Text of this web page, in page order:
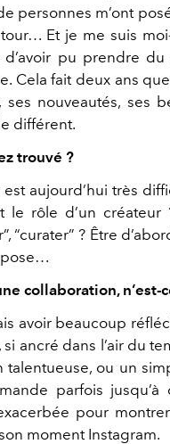
personnes m’ont
Et je me suis
pu prendre
Cela fait deux ans
ses nouveautés, ses
différent.
trouvé ?
est aujourd’hui très
le rôle d’un
“curater” ? Être
pose…
collaboration,
avoir beaucoup
si ancré dans l’air du
talentueuse, ou un
parfois
pour
moment Instagram.